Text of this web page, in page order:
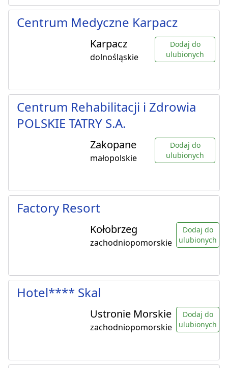
Centrum Medyczne Karpacz
Karpacz
dolnośląskie
Dodaj do
ulubionych
Centrum Rehabilitacji i Zdrowia
POLSKIE TATRY S.A.
Zakopane
małopolskie
Dodaj do
ulubionych
Factory Resort
Kołobrzeg
zachodniopomorskie
Dodaj do
ulubionych
Hotel**** Skal
Ustronie Morskie
zachodniopomorskie
Dodaj do
ulubionych